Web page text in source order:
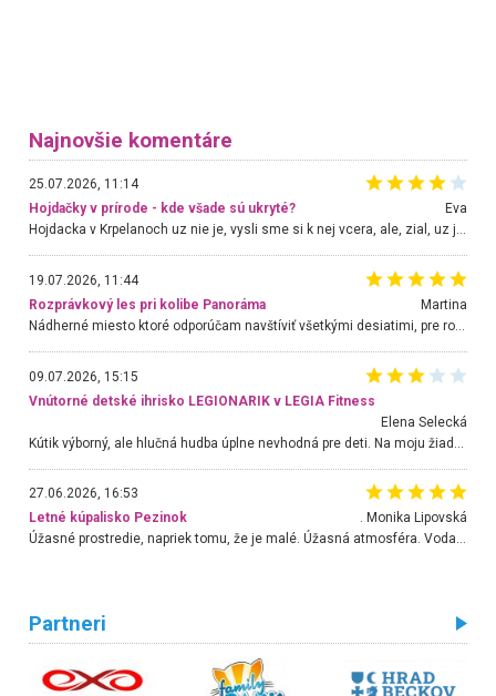
Najnovšie komentáre
25.07.2026, 11:14
Hojdačky v prírode - kde všade sú ukryté?
Eva
Hojdacka v Krpelanoch uz nie je, vysli sme si k nej vcera, ale, zial, uz je znicena. Ak sem planujete cestu len kvoli hojdacke, mozete si ju usetrit. Krasny vyhlad je tu vsak aj bez hojdacky :-)
19.07.2026, 11:44
Rozprávkový les pri kolibe Panoráma
Martina
Nádherné miesto ktoré odporúčam navštíviť všetkými desiatimi, pre rodiny s deťmi, dôchodcom... Proste a jednoducho ozaj rozprávkový les.. určite ešte prídeme. Odniesli sme si na pamiatku krásne tričká,
09.07.2026, 15:15
Vnútorné detské ihrisko LEGIONARIK v LEGIA Fitness
Elena Selecká
27.06.2026, 16:53
Letné kúpalisko Pezinok
. Monika Lipovská
Úžasné prostredie, napriek tomu, že je malé. Úžasná atmosféra. Voda fantastická a nádherná. Ľudí je pomerne veľa, ale su mili a ohľaduplní. Je veľmi zaujímavé sledovať, ako dokážu spolu športovať cudzí ľudia a bez ohľadu na vek. Vládne tu pohoda. Vnuka neviem dostať z vody. Ďakujem za krásny deň . Urcite sa sem vrátim. Jediný problém je s parkovaním, ale aj ten sa mi podarilo vyriešiť. Monika Bratislava
Partneri